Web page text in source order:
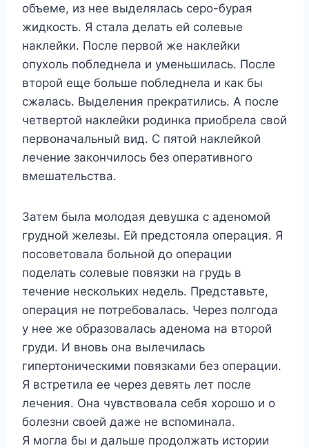
объеме, из нее выделялась серо-бурая
жидкость. Я стала делать ей солевые
наклейки. После первой же наклейки
опухоль побледнела и уменьшилась. После
второй еще больше побледнела и как бы
сжалась. Выделения прекратились. А после
четвертой наклейки родинка приобрела свой
первоначальный вид. С пятой наклейкой
лечение закончилось без оперативного
вмешательства.
Затем была молодая девушка с аденомой
грудной железы. Ей предстояла операция. Я
посоветовала больной до операции
поделать солевые повязки на грудь в
течение нескольких недель. Представьте,
операция не потребовалась. Через полгода
у нее же образовалась аденома на второй
груди. И вновь она вылечилась
гипертоническими повязками без операции.
Я встретила ее через девять лет после
лечения. Она чувствовала себя хорошо и о
болезни своей даже не вспоминала.
Я могла бы и дальше продолжать истории